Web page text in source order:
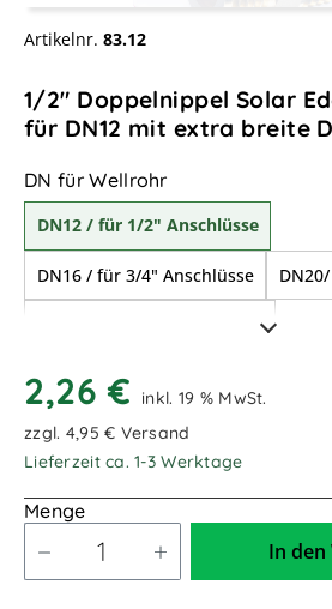
Artikelnr. 83.12
1/2" Doppelnippel Solar
für DN12 mit extra breite
DN für Wellrohrauswählen
DN12 / für 1/2" Anschlüsse
DN16 / für 3/4" Anschlüsse
DN25/ für 1 1/4" Anschlüsse
DN32/ für 1 1/2" Anschlüsse
DN50/ für 2 1/2" Anschlüsse
2,26 €
inkl. 19 % MwSt.
zzgl. 4,95 € Versand
Lieferzeit ca. 1-3 Werktage
Menge
In